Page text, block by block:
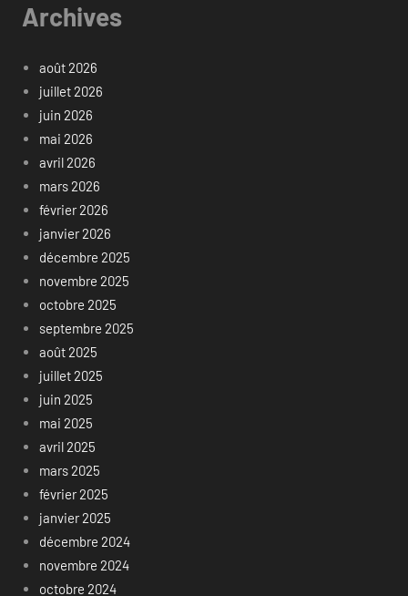
Archives
août 2026
juillet 2026
juin 2026
mai 2026
avril 2026
mars 2026
février 2026
janvier 2026
décembre 2025
novembre 2025
octobre 2025
septembre 2025
août 2025
juillet 2025
juin 2025
mai 2025
avril 2025
mars 2025
février 2025
janvier 2025
décembre 2024
novembre 2024
octobre 2024